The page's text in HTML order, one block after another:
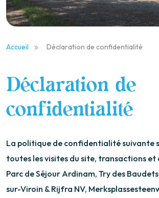
Accueil Déclaration de confidentialité
Déclaration de
confidentialité
La politique de confidentialité suivante
toutes les visites du site, transactions et
Parc de Séjour Ardinam, Try des
sur-Viroin & Rijfra NV,